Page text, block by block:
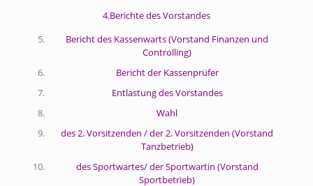
4.Berichte des Vorstandes
Bericht des Kassenwarts (Vorstand Finanzen und
Controlling)
Bericht der Kassenprüfer
Entlastung des Vorstandes
Wahl
des 2. Vorsitzenden / der 2. Vorsitzenden (Vorstand
Tanzbetrieb)
des Sportwartes/ der Sportwartin (Vorstand
Sportbetrieb)